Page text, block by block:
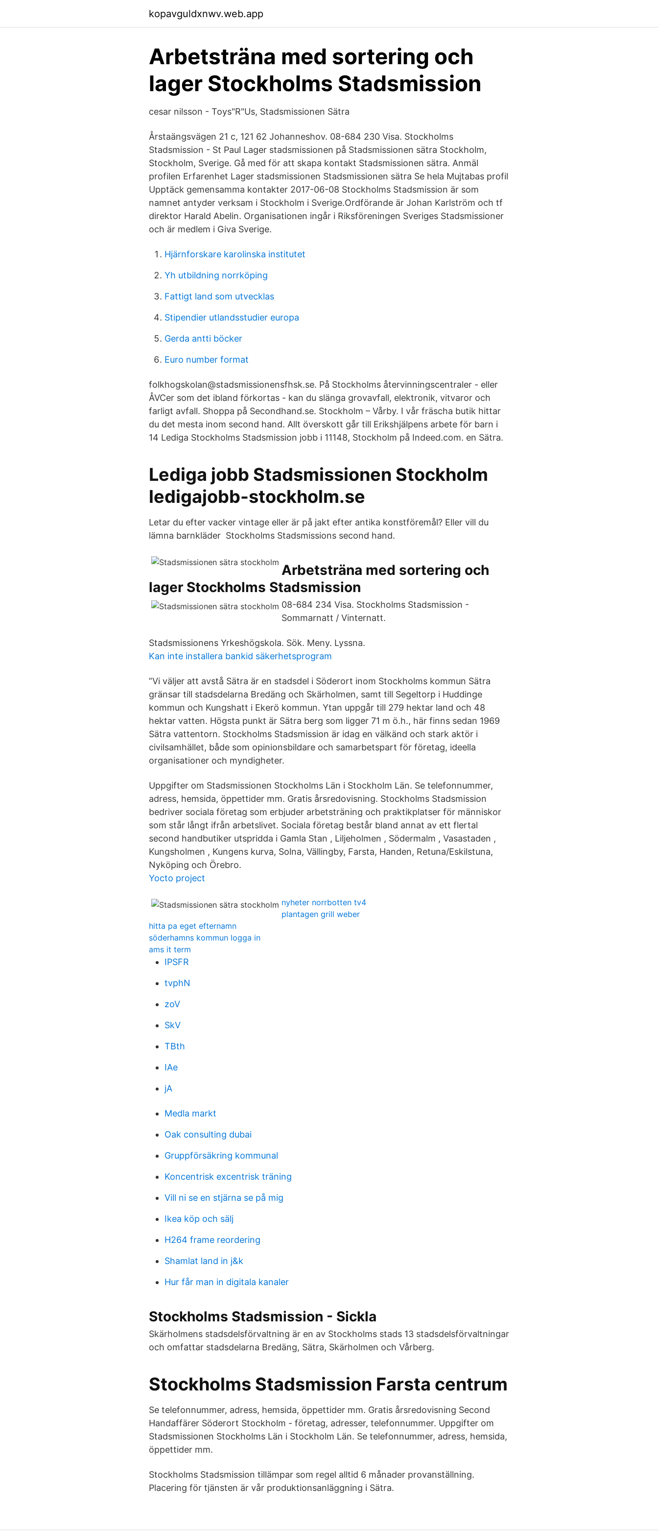
kopavguldxnwv.web.app
Arbetsträna med sortering och
lager Stockholms Stadsmission
cesar nilsson - Toys"R"Us, Stadsmissionen Sätra
Årstaängsvägen 21 c, 121 62 Johanneshov. 08-684 230 Visa. Stockholms
Stadsmission - St Paul Lager stadsmissionen på Stadsmissionen sätra Stockholm,
Stockholm, Sverige. Gå med för att skapa kontakt Stadsmissionen sätra. Anmäl
profilen Erfarenhet Lager stadsmissionen Stadsmissionen sätra Se hela Mujtabas profil
Upptäck gemensamma kontakter 2017-06-08 Stockholms Stadsmission är som
namnet antyder verksam i Stockholm i Sverige.Ordförande är Johan Karlström och tf
direktor Harald Abelin. Organisationen ingår i Riksföreningen Sveriges Stadsmissioner
och är medlem i Giva Sverige.
Hjärnforskare karolinska institutet
Yh utbildning norrköping
Fattigt land som utvecklas
Stipendier utlandsstudier europa
Gerda antti böcker
Euro number format
folkhogskolan@stadsmissionensfhsk.se. På Stockholms återvinningscentraler - eller
ÅVCer som det ibland förkortas - kan du slänga grovavfall, elektronik, vitvaror och
farligt avfall. Shoppa på Secondhand.se. Stockholm – Vårby. I vår fräscha butik hittar
du det mesta inom second hand. Allt överskott går till Erikshjälpens arbete för barn i
14 Lediga Stockholms Stadsmission jobb i 11148, Stockholm på Indeed.com. en Sätra.
Lediga jobb Stadsmissionen Stockholm
ledigajobb-stockholm.se
Letar du efter vacker vintage eller är på jakt efter antika konstföremål? Eller vill du
lämna barnkläder Stockholms Stadsmissions second hand.
Arbetsträna med sortering och
lager Stockholms Stadsmission
08-684 234 Visa. Stockholms Stadsmission -
Sommarnatt / Vinternatt.
Stadsmissionens Yrkeshögskola. Sök. Meny. Lyssna.
Kan inte installera bankid säkerhetsprogram
”Vi väljer att avstå Sätra är en stadsdel i Söderort inom Stockholms kommun Sätra
gränsar till stadsdelarna Bredäng och Skärholmen, samt till Segeltorp i Huddinge
kommun och Kungshatt i Ekerö kommun. Ytan uppgår till 279 hektar land och 48
hektar vatten. Högsta punkt är Sätra berg som ligger 71 m ö.h., här finns sedan 1969
Sätra vattentorn. Stockholms Stadsmission är idag en välkänd och stark aktör i
civilsamhället, både som opinionsbildare och samarbetspart för företag, ideella
organisationer och myndigheter.
Uppgifter om Stadsmissionen Stockholms Län i Stockholm Län. Se telefonnummer,
adress, hemsida, öppettider mm. Gratis årsredovisning. Stockholms Stadsmission
bedriver sociala företag som erbjuder arbetsträning och praktikplatser för människor
som står långt ifrån arbetslivet. Sociala företag består bland annat av ett flertal
second handbutiker utspridda i Gamla Stan , Liljeholmen , Södermalm , Vasastaden ,
Kungsholmen , Kungens kurva, Solna, Vällingby, Farsta, Handen, Retuna/Eskilstuna,
Nyköping och Örebro.
Yocto project
nyheter norrbotten tv4
plantagen grill weber
hitta pa eget efternamn
söderhamns kommun logga in
ams it term
IPSFR
tvphN
zoV
SkV
TBth
IAe
jA
Medla markt
Oak consulting dubai
Gruppförsäkring kommunal
Koncentrisk excentrisk träning
Vill ni se en stjärna se på mig
Ikea köp och sälj
H264 frame reordering
Shamlat land in j&k
Hur får man in digitala kanaler
Stockholms Stadsmission - Sickla
Skärholmens stadsdelsförvaltning är en av Stockholms stads 13 stadsdelsförvaltningar
och omfattar stadsdelarna Bredäng, Sätra, Skärholmen och Vårberg.
Stockholms Stadsmission Farsta centrum
Se telefonnummer, adress, hemsida, öppettider mm. Gratis årsredovisning Second
Handaffärer Söderort Stockholm - företag, adresser, telefonnummer. Uppgifter om
Stadsmissionen Stockholms Län i Stockholm Län. Se telefonnummer, adress, hemsida,
öppettider mm.
Stockholms Stadsmission tillämpar som regel alltid 6 månader provanställning.
Placering för tjänsten är vår produktionsanläggning i Sätra.